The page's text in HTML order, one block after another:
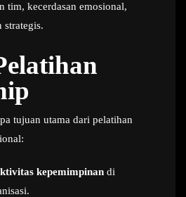
tim, kecerdasan emosional,
strategis.
tujuan utama dari pelatihan
kepemimpinan di